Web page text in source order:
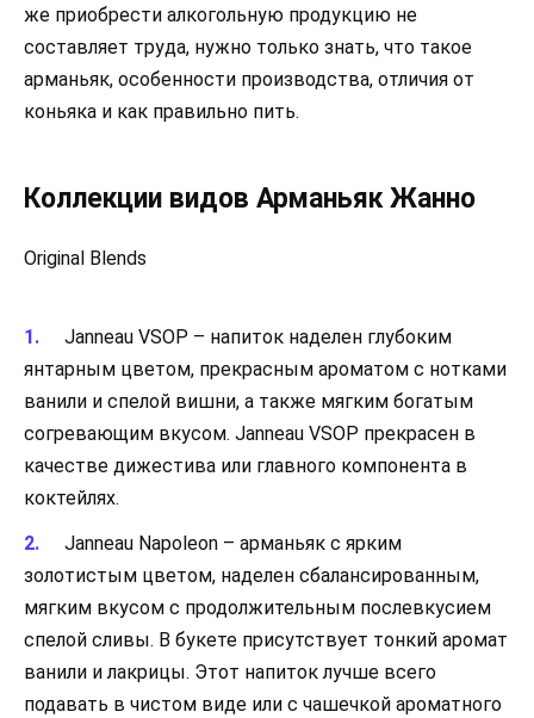
же приобрести алкогольную продукцию не
составляет труда, нужно только знать, что такое
арманьяк, особенности производства, отличия от
коньяка и как правильно пить.
Коллекции видов Арманьяк Жанно
Original Blends
Janneau VSOP – напиток наделен глубоким
янтарным цветом, прекрасным ароматом с нотками
ванили и спелой вишни, а также мягким богатым
согревающим вкусом. Janneau VSOP прекрасен в
качестве дижестива или главного компонента в
коктейлях.
Janneau Napoleon – арманьяк с ярким
золотистым цветом, наделен сбалансированным,
мягким вкусом с продолжительным послевкусием
спелой сливы. В букете присутствует тонкий аромат
ванили и лакрицы. Этот напиток лучше всего
подавать в чистом виде или с чашечкой ароматного